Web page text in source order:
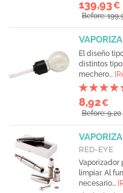
139,93€
Before:
El diseño
distintos
mechero...
8,92€
Before: 9,20
RED-EYE
Vaporizador
limpiar. Al
necesario...